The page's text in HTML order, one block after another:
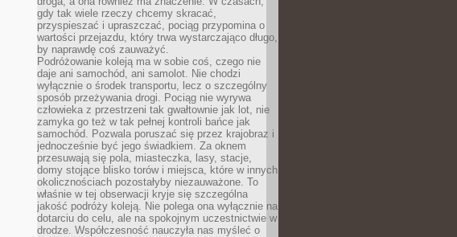
gdy tak wiele rzeczy chcemy skracać,
przyspieszać i upraszczać, pociąg przypomina o
wartości przejazdu, który trwa wystarczająco długo,
by naprawdę coś zauważyć.
Podróżowanie koleją ma w sobie coś, czego nie
daje ani samochód, ani samolot. Nie chodzi
wyłącznie o środek transportu, lecz o szczególny
sposób przeżywania drogi. Pociąg nie wyrywa
człowieka z przestrzeni tak gwałtownie jak lot, nie
zamyka go też w tak pełnej kontroli bańce jak
samochód. Pozwala poruszać się przez krajobraz i
jednocześnie być jego świadkiem. Za oknem
przesuwają się pola, miasteczka, lasy, stacje,
domy stojące blisko torów i miejsca, które w innych
okolicznościach pozostałyby niezauważone. To
właśnie w tej obserwacji kryje się szczególna
jakość podróży koleją. Nie polega ona wyłącznie na
dotarciu do celu, ale na spokojnym uczestnictwie w
drodze. Współczesność nauczyła nas myśleć o